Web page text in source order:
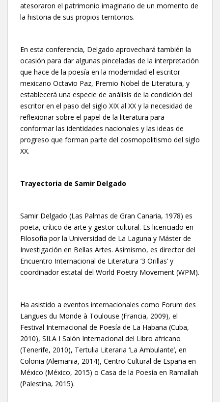
atesoraron el patrimonio imaginario de un momento de
la historia de sus propios territorios.
En esta conferencia, Delgado aprovechará también la
ocasión para dar algunas pinceladas de la interpretación
que hace de la poesía en la modernidad el escritor
mexicano Octavio Paz, Premio Nobel de Literatura, y
establecerá una especie de análisis de la condición del
escritor en el paso del siglo XIX al XX y la necesidad de
reflexionar sobre el papel de la literatura para
conformar las identidades nacionales y las ideas de
progreso que forman parte del cosmopolitismo del siglo
XX.
Trayectoria de Samir Delgado
Samir Delgado (Las Palmas de Gran Canaria, 1978) es
poeta, crítico de arte y gestor cultural. Es licenciado en
Filosofía por la Universidad de La Laguna y Máster de
Investigación en Bellas Artes. Asimismo, es director del
Encuentro Internacional de Literatura ‘3 Orillas’ y
coordinador estatal del World Poetry Movement (WPM).
Ha asistido a eventos internacionales como Forum des
Langues du Monde à Toulouse (Francia, 2009), el
Festival Internacional de Poesía de La Habana (Cuba,
2010), SILA I Salón Internacional del Libro africano
(Tenerife, 2010), Tertulia Literaria ‘La Ambulante’, en
Colonia (Alemania, 2014), Centro Cultural de España en
México (México, 2015) o Casa de la Poesía en Ramallah
(Palestina, 2015).